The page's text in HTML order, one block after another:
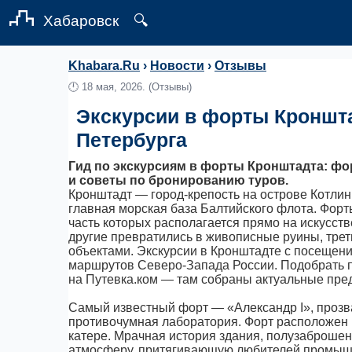
Хабаровск 🔍
Khabara.Ru › Новости › Отзывы
🕛 18 мая, 2026. (Отзывы)
Экскурсии в форты
Петербурга
Гид по экскурсиям в форты Кронштадта:
и советы по бронированию туров.
Кронштадт — город-крепость на острове
главная морская база Балтийского флота.
часть которых располагается прямо на
другие превратились в живописные руины,
объектами. Экскурсии в Кронштадте с
маршрутов Северо-Запада России. Подобрать
на Путевка.ком — там собраны актуальные
Самый известный форт — «Александр I»,
противочумная лаборатория. Форт расположен
катере. Мрачная история здания,